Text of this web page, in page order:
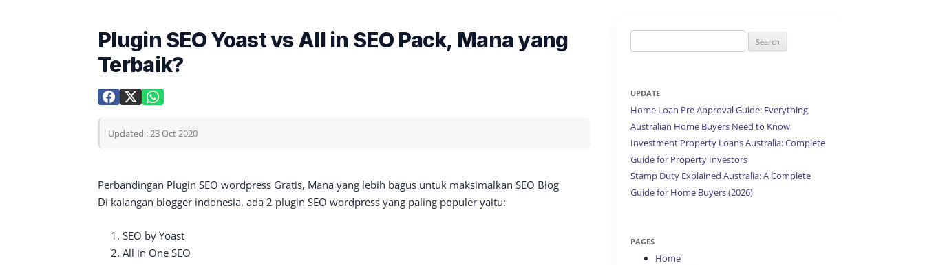
Plugin SEO Yoast vs All in SEO Pack, Mana yang
Terbaik?
Updated : 23 Oct 2020
Perbandingan Plugin SEO wordpress Gratis, Mana yang lebih bagus untuk maksimalkan SEO Blog
Di kalangan blogger indonesia, ada 2 plugin SEO wordpress yang paling populer yaitu:
SEO by Yoast
All in One SEO
for:
UPDATE
Home Loan Pre Approval Guide: Everything
Australian Home Buyers Need to Know
Investment Property Loans Australia: Complete
Guide for Property Investors
Stamp Duty Explained Australia: A Complete
Guide for Home Buyers (2026)
PAGES
Home